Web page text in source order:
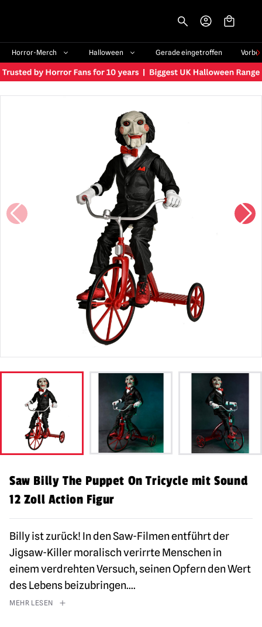
Horror-Merch Halloween Gerade eingetroffen
Saw Billy The Puppet On Tricycle mit Sound
12 Zoll Action Figur
Billy ist zurück! In den Saw-Filmen entführt der
Jigsaw-Killer moralisch verirrte Menschen in
einem verdrehten Versuch, seinen Opfern den Wert
des Lebens beizubringen....
MEHR LESEN